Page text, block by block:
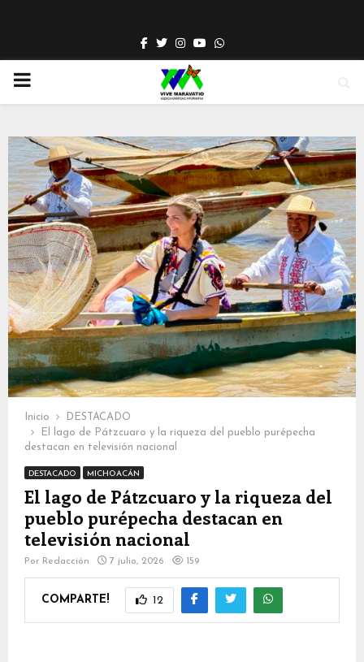
Facebook
TwitterInstagram
YoutubeWhatsapp
PRIMARY
Inicio
DESTACADO
El lago de Pátzcuaro y la riqueza del pueblo purépecha
destacan en televisión nacional
DESTACADO MICHOACÁN
El lago de Pátzcuaro y la riqueza del
pueblo purépecha destacan en
televisión nacional
Por Redacción 7 julio, 2026 159
COMPARTE! 12